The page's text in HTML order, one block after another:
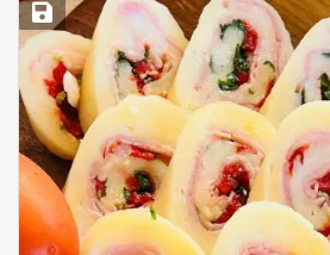
Save Recipe